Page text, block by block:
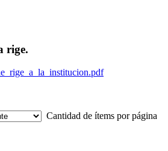
rige.
Cantidad de ítems por página